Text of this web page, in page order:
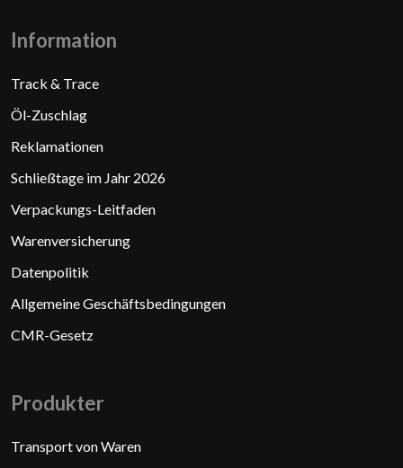
Information
Track & Trace
Öl-Zuschlag
Reklamationen
Schließtage im Jahr 2026
​Verpackungs-Leitfaden
Warenversicherung
Datenpolitik
Allgemeine Geschäftsbedingungen
CMR-Gesetz
Produkter​
Transport von Waren